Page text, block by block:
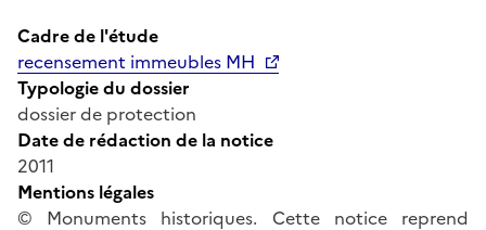
Cadre de l'étude
recensement immeubles MH
Typologie du dossier
dossier de protection
Date de rédaction de la notice
2011
Mentions légales
© Monuments historiques. Cette notice reprend